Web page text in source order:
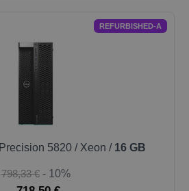
REFURBISHED-A
Precision 5820 / Xeon / 16 GB
798,33 € - 10%